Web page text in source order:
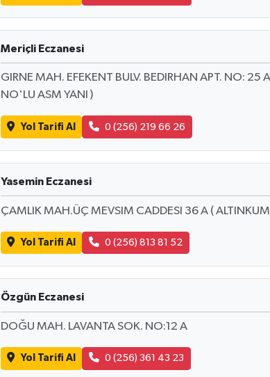
Meriçli Eczanesi
GIRNE MAH. EFEKENT BULV. BEDIRHAN APT. NO: 25
NO'LU ASM YANI )
Yol Tarifi Al 0 (256) 219 66 26
Yasemin Eczanesi
ÇAMLIK MAH.ÜÇ MEVSIM CADDESI 36 A (
Yol Tarifi Al 0 (256) 813 81 52
Özgün Eczanesi
DOĞU MAH. LAVANTA SOK. NO:12 A
Yol Tarifi Al 0 (256) 361 43 23